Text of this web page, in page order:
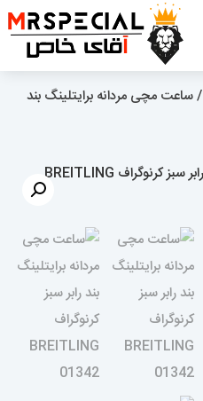
/ ساعت مچی مردانه برایتلینگ بند